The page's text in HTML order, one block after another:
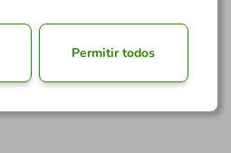
Permitir todos